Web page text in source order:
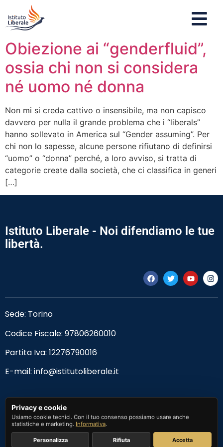
Obiezione ai “genderfluid”,
ossia chi non si considera
né uomo né donna
Non mi si creda cattivo o insensibile, ma non capisco
davvero per nulla il grande problema che i “liberals”
hanno sollevato in America sul “Gender assuming”. Per
chi non lo sapesse, alcune persone rifiutano di definirsi
“uomo” o “donna” perché, a loro avviso, si tratta di
categorie create dalla società, che ci classifica in generi
[…]
Istituto Liberale - Noi difendiamo le tue
libertà.
Sede: Torino
Codice Fiscale: 97806260010
Partita Iva: 12276790016
E-mail: info@istitutoliberale.it
Privacy Policy
Privacy e cookie
Usiamo cookie tecnici. Con il tuo consenso possiamo usare anche
statistiche e marketing. Informativa.
Personalizza Rifiuta Accetta